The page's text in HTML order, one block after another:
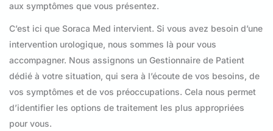
aux symptômes que vous présentez.
C’est ici que Soraca Med intervient. Si vous avez besoin d’une
intervention urologique, nous sommes là pour vous
accompagner. Nous assignons un Gestionnaire de Patient
dédié à votre situation, qui sera à l’écoute de vos besoins, de
vos symptômes et de vos préoccupations. Cela nous permet
d’identifier les options de traitement les plus appropriées
pour vous.